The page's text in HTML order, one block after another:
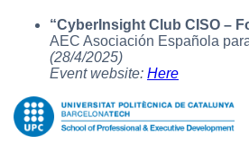
“CyberInsight Club CISO –
AEC Asociación Española
(28/4/2025)
Event website: Here